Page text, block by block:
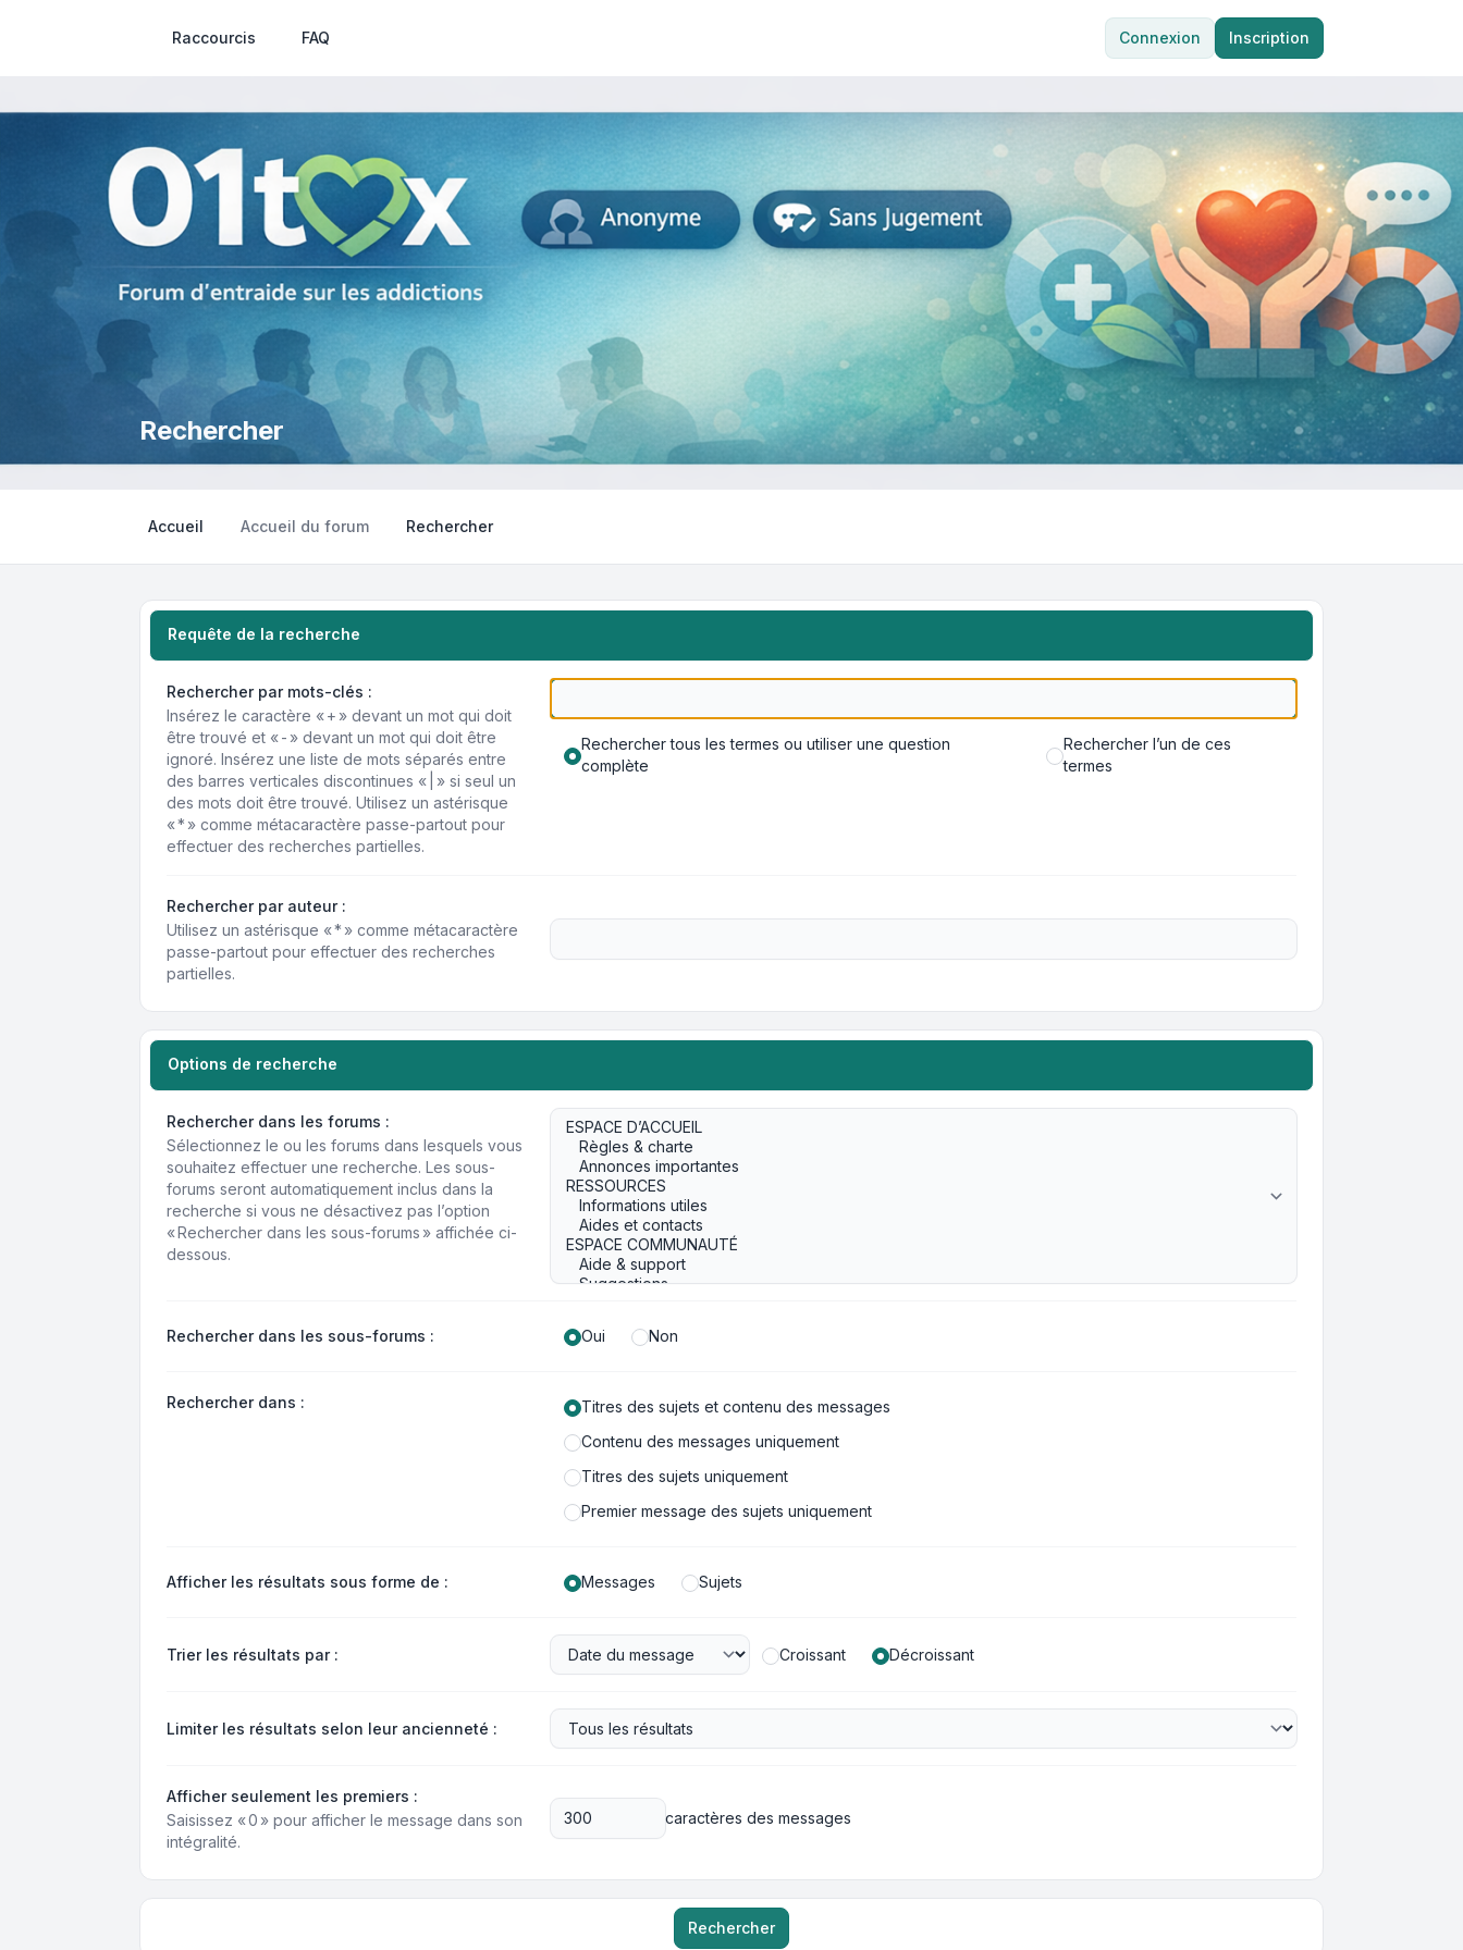
Raccourcis FAQ Connexion Inscription
Rechercher
Accueil Accueil du forum Rechercher
Requête de la recherche
Rechercher par mots-clés :
Insérez le caractère « + » devant un mot qui doit
être trouvé et « - » devant un mot qui doit être
ignoré. Insérez une liste de mots séparés entre
des barres verticales discontinues « | » si seul un
des mots doit être trouvé. Utilisez un astérisque
« * » comme métacaractère passe-partout pour
effectuer des recherches partielles.
Rechercher tous les termes ou utiliser une question
complète
Rechercher l’un de ces
termes
Rechercher par auteur :
Utilisez un astérisque « * » comme métacaractère
passe-partout pour effectuer des recherches
partielles.
Options de recherche
Rechercher dans les forums :
Sélectionnez le ou les forums dans lesquels vous
souhaitez effectuer une recherche. Les sous-
forums seront automatiquement inclus dans la
recherche si vous ne désactivez pas l’option
« Rechercher dans les sous-forums » affichée ci-
dessous.
Rechercher dans les sous-forums : Oui Non
Rechercher dans :
Titres des sujets et contenu des messages
Contenu des messages uniquement
Titres des sujets uniquement
Premier message des sujets uniquement
Afficher les résultats sous forme de : Messages Sujets
Trier les résultats par : Croissant Décroissant
Limiter les résultats selon leur ancienneté :
Afficher seulement les premiers :
Saisissez « 0 » pour afficher le message dans son
intégralité.
caractères des messages
Rechercher